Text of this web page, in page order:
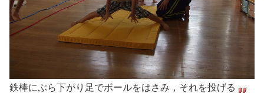
鉄棒にぶら下がり足でボールをはさみ，それを投げる